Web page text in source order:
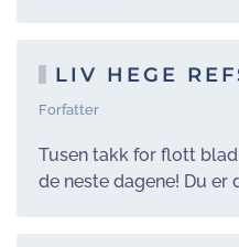
LIV HEGE
Forfatter
Tusen takk for flott
de neste dagene! Du